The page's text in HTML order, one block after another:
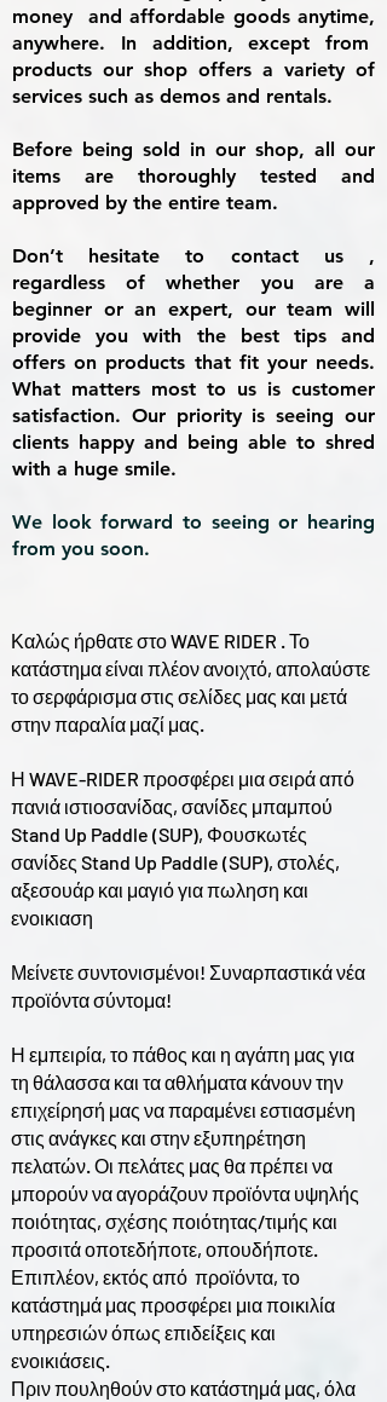
money and affordable goods anytime,
anywhere. In addition, except from
products our shop offers a variety of
services such as demos and rentals.
Before being sold in our shop, all our
items are thoroughly tested and
approved by the entire team.
Don’t hesitate to contact us ,
regardless of whether you are a
beginner or an expert, our team will
provide you with the best tips and
offers on products that fit your needs.
What matters most to us is customer
satisfaction. Our priority is seeing our
clients happy and being able to shred
with a huge smile.
We look forward to seeing or hearing
from you soon.
Καλώς ήρθατε στο WAVE RIDER . Το
κατάστημα είναι πλέον ανοιχτό, απολαύστε
το σερφάρισμα στις σελίδες μας και μετά
στην παραλία μαζί μας.
Η WAVE-RIDER προσφέρει μια σειρά από
πανιά ιστιοσανίδας, σανίδες μπαμπού
Stand Up Paddle (SUP), Φουσκωτές
σανίδες Stand Up Paddle (SUP), στολές,
αξεσουάρ και μαγιό για πωληση και
ενοικιαση
Μείνετε συντονισμένοι! Συναρπαστικά νέα
προϊόντα σύντομα!
Η εμπειρία, το πάθος και η αγάπη μας για
τη θάλασσα και τα αθλήματα κάνουν την
επιχείρησή μας να παραμένει εστιασμένη
στις ανάγκες και στην εξυπηρέτηση
πελατών. Οι πελάτες μας θα πρέπει να
μπορούν να αγοράζουν προϊόντα υψηλής
ποιότητας, σχέσης ποιότητας/τιμής και
προσιτά οποτεδήποτε, οπουδήποτε.
Επιπλέον, εκτός από προϊόντα, το
κατάστημά μας προσφέρει μια ποικιλία
υπηρεσιών όπως επιδείξεις και
ενοικιάσεις.
Πριν πουληθούν στο κατάστημά μας, όλα